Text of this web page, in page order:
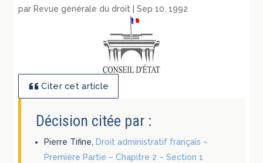
par Revue générale du droit |Sep 10, 1992
Citer cet article
Décision citée par :
Pierre Tifine, Droit administratif français –
Première Partie – Chapitre 2 – Section 1